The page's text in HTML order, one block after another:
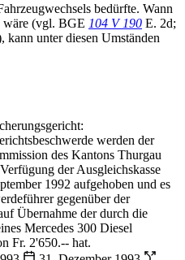
bedürfte. Wann
wäre (vgl. BGE 104 V 190 E. 2d;
unter diesen Umständen
werden der
des Kantons Thurgau
der Ausgleichskasse
1992 aufgehoben und es
gegenüber der
Übernahme der durch die
Mercedes 300 Diesel
Fr. 2'650.-- hat.